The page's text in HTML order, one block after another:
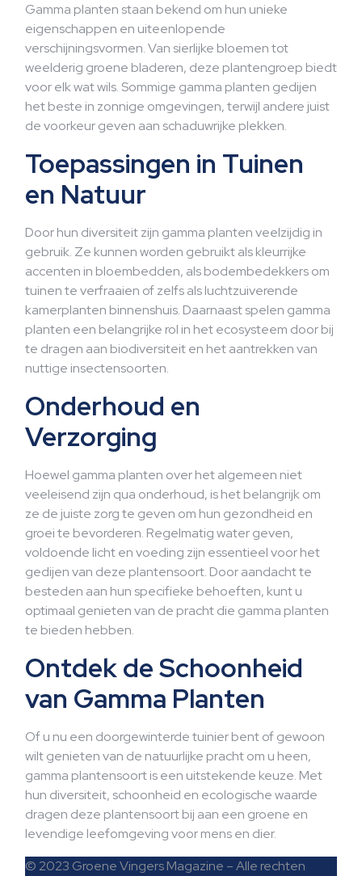
Gamma planten staan bekend om hun unieke
eigenschappen en uiteenlopende
verschijningsvormen. Van sierlijke bloemen tot
weelderig groene bladeren, deze plantengroep biedt
voor elk wat wils. Sommige gamma planten gedijen
het beste in zonnige omgevingen, terwijl andere juist
de voorkeur geven aan schaduwrijke plekken.
Toepassingen in Tuinen
en Natuur
Door hun diversiteit zijn gamma planten veelzijdig in
gebruik. Ze kunnen worden gebruikt als kleurrijke
accenten in bloembedden, als bodembedekkers om
tuinen te verfraaien of zelfs als luchtzuiverende
kamerplanten binnenshuis. Daarnaast spelen gamma
planten een belangrijke rol in het ecosysteem door bij
te dragen aan biodiversiteit en het aantrekken van
nuttige insectensoorten.
Onderhoud en
Verzorging
Hoewel gamma planten over het algemeen niet
veeleisend zijn qua onderhoud, is het belangrijk om
ze de juiste zorg te geven om hun gezondheid en
groei te bevorderen. Regelmatig water geven,
voldoende licht en voeding zijn essentieel voor het
gedijen van deze plantensoort. Door aandacht te
besteden aan hun specifieke behoeften, kunt u
optimaal genieten van de pracht die gamma planten
te bieden hebben.
Ontdek de Schoonheid
van Gamma Planten
Of u nu een doorgewinterde tuinier bent of gewoon
wilt genieten van de natuurlijke pracht om u heen,
gamma plantensoort is een uitstekende keuze. Met
hun diversiteit, schoonheid en ecologische waarde
dragen deze plantensoort bij aan een groene en
levendige leefomgeving voor mens en dier.
© 2023 Groene Vingers Magazine – Alle rechten